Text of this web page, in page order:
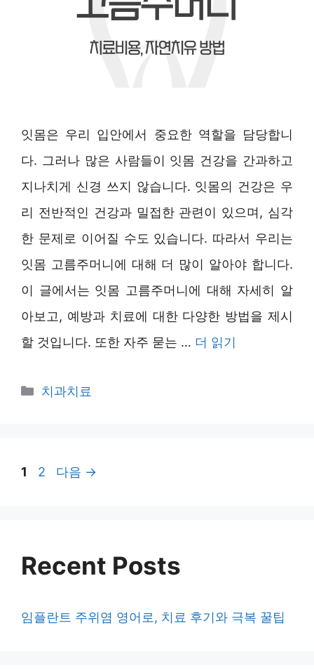
잇몸은 우리 입안에서 중요한 역할을 담당합니
다. 그러나 많은 사람들이 잇몸 건강을 간과하고
지나치게 신경 쓰지 않습니다. 잇몸의 건강은 우
리 전반적인 건강과 밀접한 관련이 있으며, 심각
한 문제로 이어질 수도 있습니다. 따라서 우리는
잇몸 고름주머니에 대해 더 많이 알아야 합니다.
이 글에서는 잇몸 고름주머니에 대해 자세히 알
아보고, 예방과 치료에 대한 다양한 방법을 제시
할 것입니다. 또한 자주 묻는 … 더 읽기
카
치과치료
페
1
페
2 다음 →
Recent Posts
임플란트 주위염 영어로, 치료 후기와 극복 꿀팁